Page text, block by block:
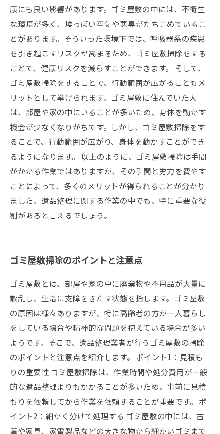
康にも良い影響があります。ゴミ屋敷の中には、不衛生
な環境が多く、埃っぽい空気や悪臭がたちこめているこ
とがあります。そういった環境下では、呼吸器系の疾患
を引き起こすリスクが高まるため、ゴミ屋敷掃除をする
ことで、健康リスクを減らすことができます。 そして、
ゴミ屋敷掃除をすることで、行動範囲が広がることもメ
リットとして挙げられます。ゴミ屋敷に住んでいた人
は、部屋や家の中にいることが多いため、身体を動かす
機会が少なくなりがちです。しかし、ゴミ屋敷掃除をす
ることで、行動範囲が広がり、身体を動かすことができ
るようになります。 以上のように、ゴミ屋敷掃除は手間
がかかる作業ではありますが、その手間と労力を費やす
ことによって、多くのメリットが得られることが分かり
ました。遺品整理に関する作業の中でも、特に重要な役
割があると言えるでしょう。
ゴミ屋敷掃除のポイントと注意点
ゴミ屋敷とは、部屋や家の中に廃棄物や不用品が大量に
散乱し、生活に支障をきたす状態を指します。ゴミ屋敷
の原因は様々ありますが、特に高齢者の方が一人暮らし
をしている場合や精神的な問題を抱えている場合が多い
ようです。そこで、遺品整理業者が行うゴミ屋敷の掃除
のポイントと注意点を紹介します。 ポイント1：見積も
りの重要性 ゴミ屋敷掃除は、作業時間や処分費用が一般
的な遺品整理よりもかかることが多いため、事前に見積
もりを依頼してから作業を依頼することが重要です。 ポ
イント2：細かく分けて処理する ゴミ屋敷の中には、古
着や家具、家電製品などの大きな物から細かいゴミまで